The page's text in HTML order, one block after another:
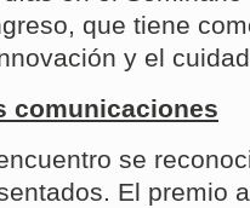
que tiene
y el
comunicaciones
se
El premio